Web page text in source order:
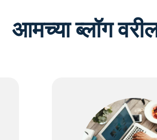
आमच्या ब्लॉग